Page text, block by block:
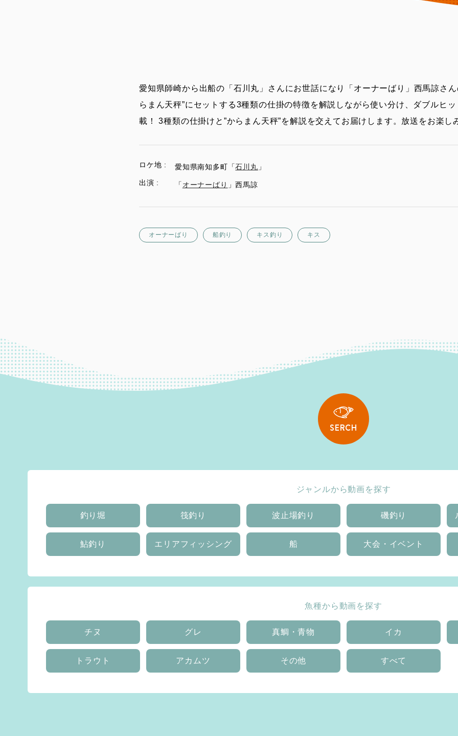
愛知県師崎から出船の「石川丸」さんにお世話になり「オーナーばり」西馬諒さ
らまん天秤”にセットする3種類の仕掛の特徴を解説しながら使い分け、ダブルヒ
載！ 3種類の仕掛けと”からまん天秤”を解説を交えてお届けします。放送をお楽し
ロケ地 : 愛知県南知多町「石川丸 」
出演 :
「 オーナーばり 」西馬諒
オーナーばり 船釣り キス釣り キス
SERCH
ジャンルから動画を探す
釣り堀 筏釣り 波止場釣り 磯釣り
鮎釣り エリアフィッシング 船 大会・イベント
魚種から動画を探す
チヌ グレ 真鯛・青物 イカ
トラウト アカムツ その他 すべて